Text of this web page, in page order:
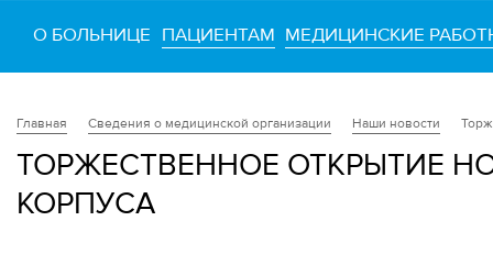
О БОЛЬНИЦЕ ПАЦИЕНТАМ МЕДИЦИНСКИЕ
Главная Сведения о медицинской организации Наши новости
ТОРЖЕСТВЕННОЕ ОТКРЫТИЕ
КОРПУСА